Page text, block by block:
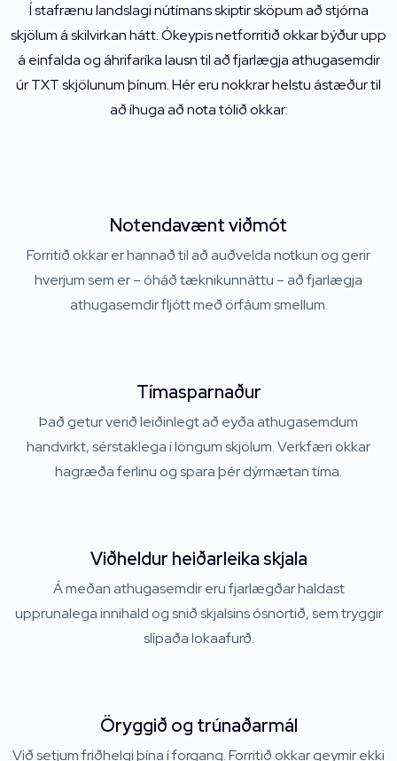
Í stafrænu landslagi nútímans skiptir sköpum að stjórna
skjölum á skilvirkan hátt. Ókeypis netforritið okkar býður upp
á einfalda og áhrifaríka lausn til að fjarlægja athugasemdir
úr TXT skjölunum þínum. Hér eru nokkrar helstu ástæður til
að íhuga að nota tólið okkar:
Notendavænt viðmót
Forritið okkar er hannað til að auðvelda notkun og gerir
hverjum sem er – óháð tæknikunnáttu – að fjarlægja
athugasemdir fljótt með örfáum smellum.
Tímasparnaður
Það getur verið leiðinlegt að eyða athugasemdum
handvirkt, sérstaklega í löngum skjölum. Verkfæri okkar
hagræða ferlinu og spara þér dýrmætan tíma.
Viðheldur heiðarleika skjala
Á meðan athugasemdir eru fjarlægðar haldast
upprunalega innihald og snið skjalsins ósnortið, sem tryggir
slípaða lokaafurð.
Öryggið og trúnaðarmál
Við setjum friðhelgi þína í forgang. Forritið okkar geymir ekki